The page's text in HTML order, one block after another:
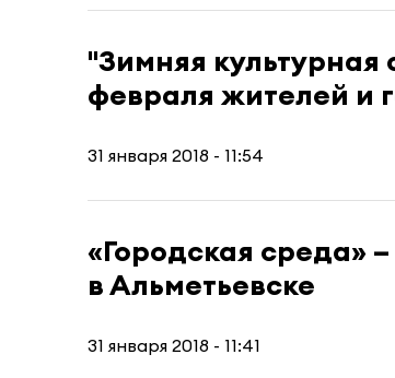
"Зимняя
февраля жителей и
31 января 2018 - 11:54
«Городская среда»
в Альметьевске
31 января 2018 - 11:41